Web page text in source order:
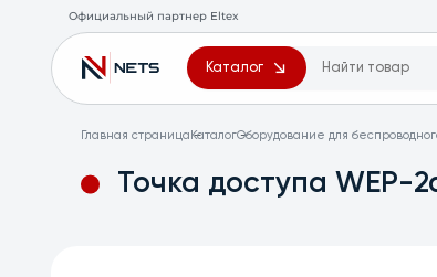
Официальный партнер Eltex
Каталог
Главная страницаКаталогОборудование для
Точка доступа WEP-